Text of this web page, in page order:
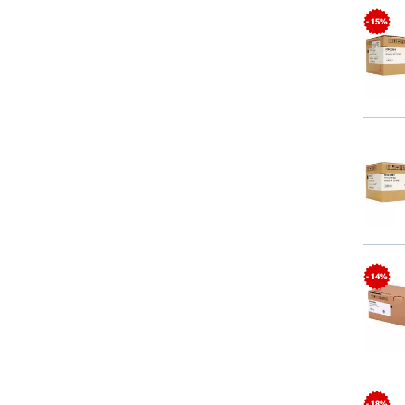
- 15%
- 14%